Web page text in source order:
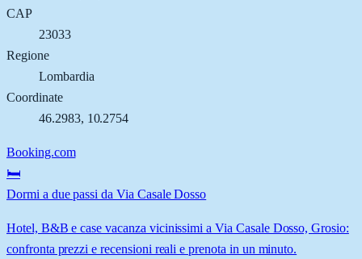
CAP
23033
Regione
Lombardia
Coordinate
46.2983, 10.2754
Booking.com
🛏️
Dormi a due passi da Via Casale Dosso
Hotel, B&B e case vacanza vicinissimi a Via Casale Dosso, Grosio:
confronta prezzi e recensioni reali e prenota in un minuto.